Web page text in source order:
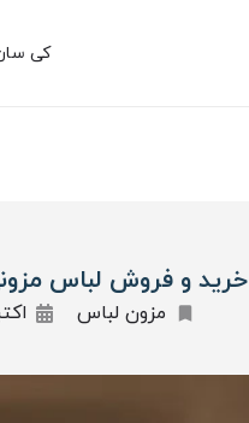
کی
خرید و فروش لباس
مزون لباس